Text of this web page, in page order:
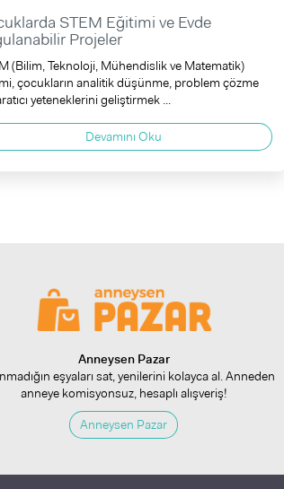
STEM Eğitimi ve Evde
Projeler
(Bilim, Teknoloji, Mühendislik ve Matematik)
çocukların analitik düşünme, problem çözme
yeteneklerini geliştirmek ...
Devamını Oku
Anneysen Pazar
eşyaları sat, yenilerini kolayca al. Anneden
anneye komisyonsuz, hesaplı alışveriş!
Anneysen Pazar